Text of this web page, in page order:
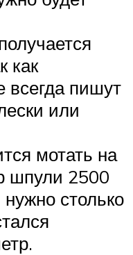
как
всегда пишут
или
мотать на
шпули 2500
столько